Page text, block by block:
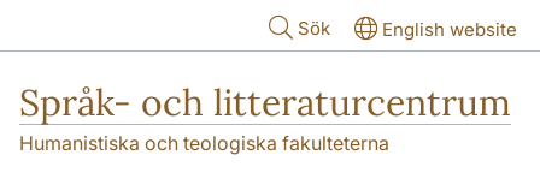
Sök English website
Språk- och litteraturcentrum
Humanistiska och teologiska fakulteterna